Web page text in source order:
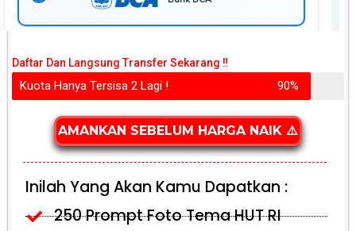
Daftar Dan Langsung Transfer Sekarang ‼️
Kuota Hanya Tersisa 2 Lagi ! 90%
AMANKAN SEBELUM HARGA NAIK ⚠️
Inilah Yang Akan Kamu Dapatkan :
250 Prompt Foto Tema HUT RI